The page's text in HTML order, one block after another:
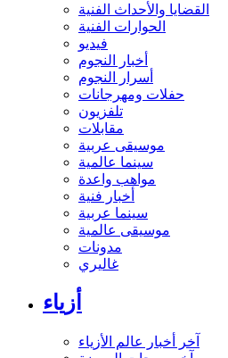
القضايا والأحداث الفنية
الحوارات الفنية
فيديو
أخبار النجوم
أسرار النجوم
حفلات ومهرجانات
تلفزيون
مقابلات
موسيقى عربية
سينما عالمية
مواهب واعدة
أخبار فنية
سينما عربية
موسيقى عالمية
مدونات
غاليري
أزياء
آخر أخبار عالم الأزياء